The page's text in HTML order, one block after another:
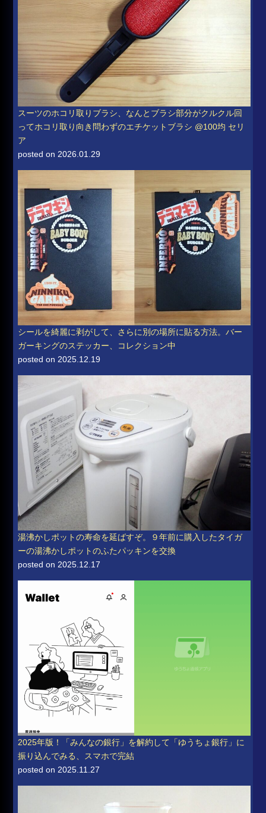
スーツのホコリ取りブラシ、なんとブラシ部分がクルクル回
ってホコリ取り向き問わずのエチケットブラシ @100均 セリ
ア
posted on 2026.01.29
シールを綺麗に剥がして、さらに別の場所に貼る方法。バー
ガーキングのステッカー、コレクション中
posted on 2025.12.19
湯沸かしポットの寿命を延ばすぞ。９年前に購入したタイガ
ーの湯沸かしポットのふたパッキンを交換
posted on 2025.12.17
2025年版！「みんなの銀行」を解約して「ゆうちょ銀行」に
振り込んでみる、スマホで完結
posted on 2025.11.27